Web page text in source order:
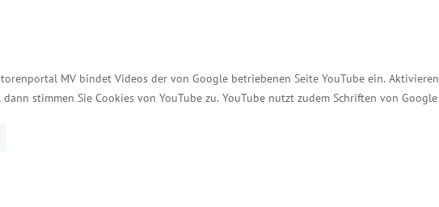
MV bindet Videos der von Google betriebenen Seite YouTube ein. Aktivieren
dann stimmen Sie Cookies von YouTube zu. YouTube nutzt zudem Schriften von Google